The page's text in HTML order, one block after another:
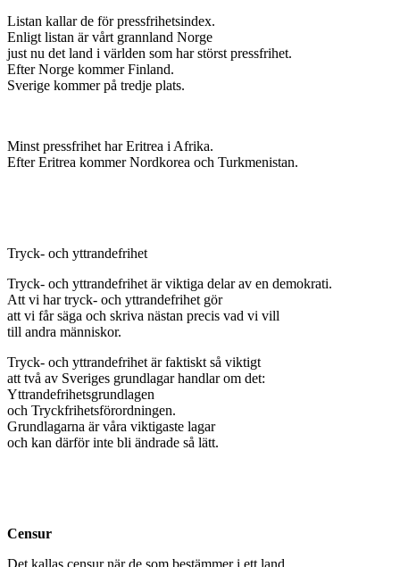
Listan kallar de för pressfrihetsindex.
Enligt listan är vårt grannland Norge
just nu det land i världen som har störst pressfrihet.
Efter Norge kommer Finland.
Sverige kommer på tredje plats.
Minst pressfrihet har Eritrea i Afrika.
Efter Eritrea kommer Nordkorea och Turkmenistan.
Tryck- och yttrandefrihet
Tryck- och yttrandefrihet är viktiga delar av en demokrati.
Att vi har tryck- och yttrandefrihet gör
att vi får säga och skriva nästan precis vad vi vill
till andra människor.
Tryck- och yttrandefrihet är faktiskt så viktigt
att två av Sveriges grundlagar handlar om det:
Yttrandefrihetsgrundlagen
och Tryckfrihetsförordningen.
Grundlagarna är våra viktigaste lagar
och kan därför inte bli ändrade så lätt.
Censur
Det kallas censur när de som bestämmer i ett land